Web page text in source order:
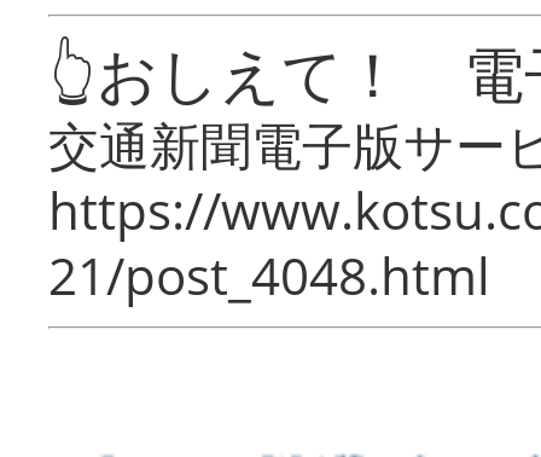
👆おしえて！ 電
交通新聞電子版サー
https://
21/post_4048.html